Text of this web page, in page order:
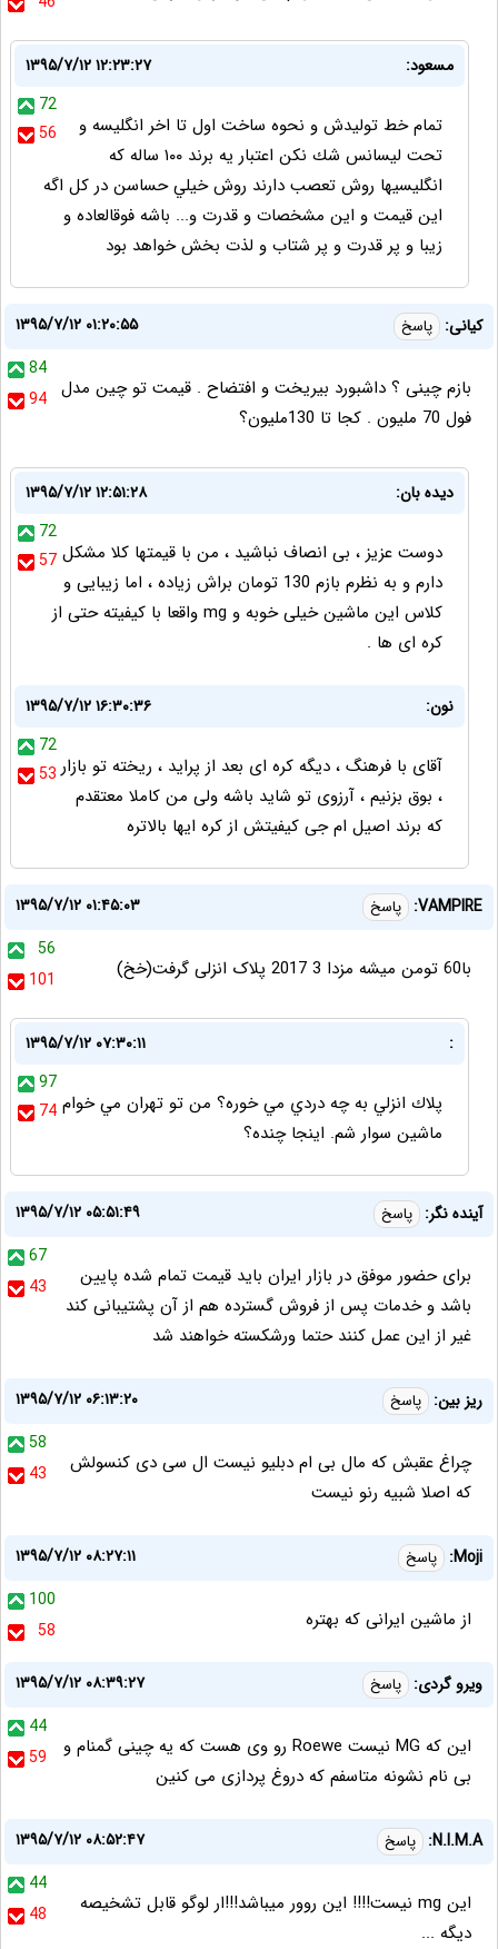
مسعود:
۱۳۹۵/۷/۱۲ ۱۲:۲۳:۲۷
72
56
تمام خط توليدش و نحوه ساخت اول تا اخر انگليسه و
تحت ليسانس شك نكن اعتبار يه برند ١٠٠ ساله كه
انگليسيها روش تعصب دارند روش خيلي حساسن در كل اگه
اين قيمت و اين مشخصات و قدرت و... باشه فوقالعاده و
زيبا و پر قدرت و پر شتاب و لذت بخش خواهد بود
کیانی: پاسخ
۱۳۹۵/۷/۱۲ ۰۱:۲۰:۵۵
84
94 بازم چینی ؟ داشبورد بیریخت و افتضاح . قیمت تو چین مدل
فول 70 ملیون . کجا تا 130ملیون؟
دیده بان:
۱۳۹۵/۷/۱۲ ۱۲:۵۱:۲۸
72
57 دوست عزیز ، بی انصاف نباشید ، من با قیمتها کلا مشکل
دارم و به نظرم بازم 130 تومان براش زیاده ، اما زیبایی و
کلاس این ماشین خیلی خوبه و mg واقعا با کیفیته حتی از
کره ای ها .
نون:
۱۳۹۵/۷/۱۲ ۱۶:۳۰:۳۶
72
53 آقای با فرهنگ ، دیگه کره ای بعد از پراید ، ریخته تو بازار
، بوق بزنیم ، آرزوی تو شاید باشه ولی من کاملا معتقدم
که برند اصیل ام جی کیفیتش از کره ایها بالاتره
VAMPIRE: پاسخ
۱۳۹۵/۷/۱۲ ۰۱:۴۵:۰۳
56
101
با60 تومن میشه مزدا 3 2017 پلاک انزلی گرفت(خخ)
:
۱۳۹۵/۷/۱۲ ۰۷:۳۰:۱۱
97
74 پلاك انزلي به چه دردي مي خوره؟ من تو تهران مي خوام
ماشين سوار شم. اينجا چنده؟
آینده نگر: پاسخ
۱۳۹۵/۷/۱۲ ۰۵:۵۱:۴۹
67
43
برای حضور موفق در بازار ایران باید قیمت تمام شده پایین
باشد و خدمات پس از فروش گسترده هم از آن پشتیبانی کند
غیر از این عمل کنند حتما ورشکسته خواهند شد
ریز بین: پاسخ
۱۳۹۵/۷/۱۲ ۰۶:۱۳:۲۰
58
43
چراغ عقبش که مال بی ام دبلیو نیست ال سی دی کنسولش
که اصلا شبیه رنو نیست
Moji: پاسخ
۱۳۹۵/۷/۱۲ ۰۸:۲۷:۱۱
100
58
از ماشین ایرانی که بهتره
ویرو گردی: پاسخ
۱۳۹۵/۷/۱۲ ۰۸:۳۹:۲۷
44
59
این که MG نیست Roewe رو وی هست که یه چینی گمنام و
بی نام نشونه متاسفم که دروغ پردازی می کنین
N.I.M.A: پاسخ
۱۳۹۵/۷/۱۲ ۰۸:۵۲:۴۷
44
48
این mg نیست!!!! این روور میباشد!!!ار لوگو قابل تشخیصه
دیگه ...